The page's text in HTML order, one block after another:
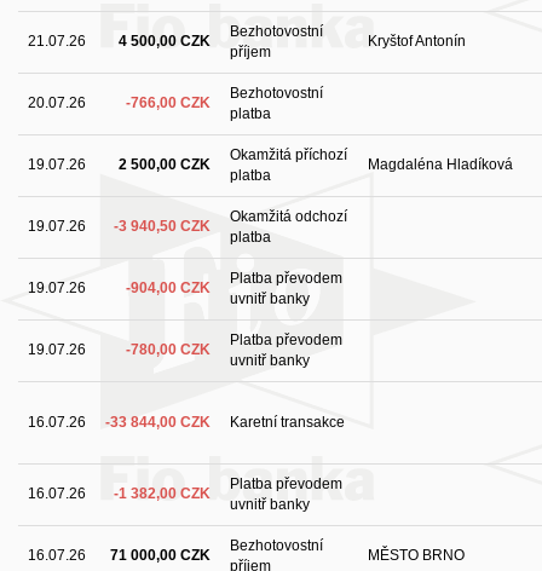
21.07.26 4 500,00 CZK
Bezhotovostní
příjem
Kryštof Antonín
20.07.26 -766,00 CZK
Bezhotovostní
platba
19.07.26 2 500,00 CZK
Okamžitá příchozí
platba
Magdaléna Hladíková
19.07.26 -3 940,50 CZK
Okamžitá odchozí
platba
19.07.26 -904,00 CZK
Platba převodem
uvnitř banky
19.07.26 -780,00 CZK
Platba převodem
uvnitř banky
16.07.26 -33 844,00 CZK Karetní transakce
16.07.26 -1 382,00 CZK
Platba převodem
uvnitř banky
16.07.26 71 000,00 CZK
Bezhotovostní
příjem
MĚSTO BRNO